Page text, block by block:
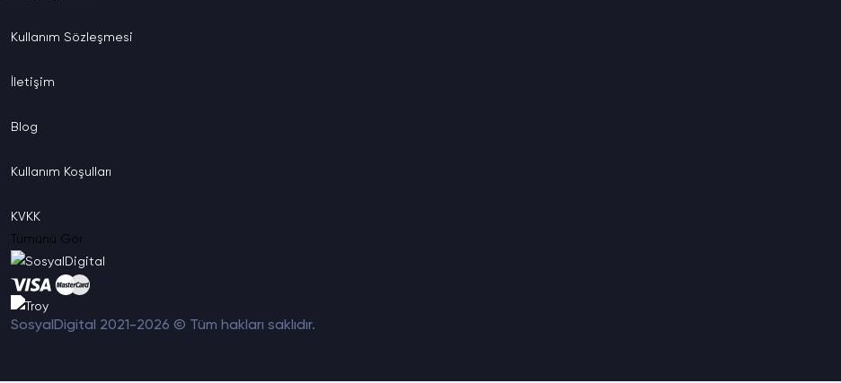
Kullanım Sözleşmesi
İletişim
Blog
Kullanım Koşulları
KVKK
Tümünü Gör
SosyalDigital 2021-2026 © Tüm hakları saklıdır.